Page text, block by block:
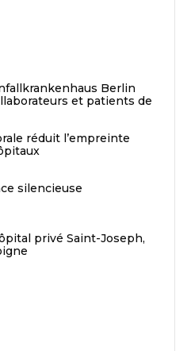
Berlin
et patients de
réduit l’empreinte
silencieuse
privé Saint-Joseph,